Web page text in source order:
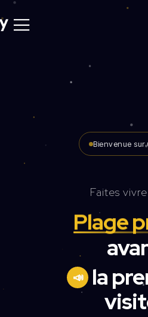
Bienvenue sur
Faites
📣
la